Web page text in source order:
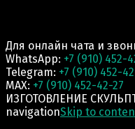
Для онлайн чата и
WhatsApp: +7 (910) 452-
Telegram: +7 (910) 452-
MAX: +7 (910) 452-42-27
ИЗГОТОВЛЕНИЕ
navigationSkip to